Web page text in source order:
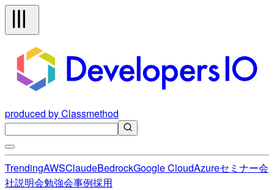
produced by Classmethod
TrendingAWSClaudeBedrockGoogle CloudAzureセミナー会
社説明会勉強会事例採用